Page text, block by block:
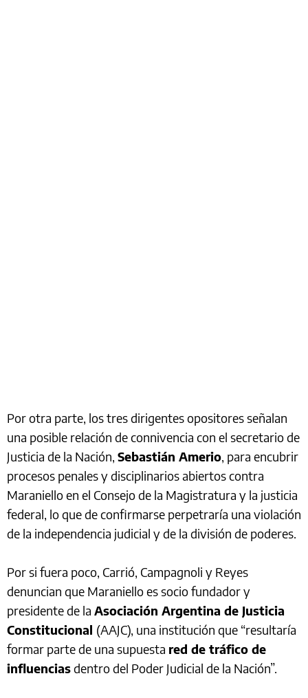
Por otra parte, los tres dirigentes opositores señalan
una posible relación de connivencia con el secretario de
Justicia de la Nación, Sebastián Amerio, para encubrir
procesos penales y disciplinarios abiertos contra
Maraniello en el Consejo de la Magistratura y la justicia
federal, lo que de confirmarse perpetraría una violación
de la independencia judicial y de la división de poderes.
Por si fuera poco, Carrió, Campagnoli y Reyes
denuncian que Maraniello es socio fundador y
presidente de la Asociación Argentina de Justicia
Constitucional (AAJC), una institución que “resultaría
formar parte de una supuesta red de tráfico de
influenciasdentro del Poder Judicial de la Nación”.